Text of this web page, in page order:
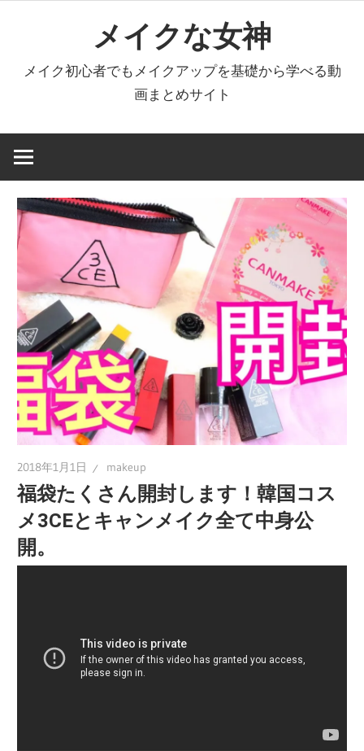
へ
キ
メイクな女神
メイク初心者でもメイクアップを基礎から学べる動
画まとめサイト
2018年1月1日 makeup
福袋たくさん開封します！韓国コス
メ3CEとキャンメイク全て中身公
開。